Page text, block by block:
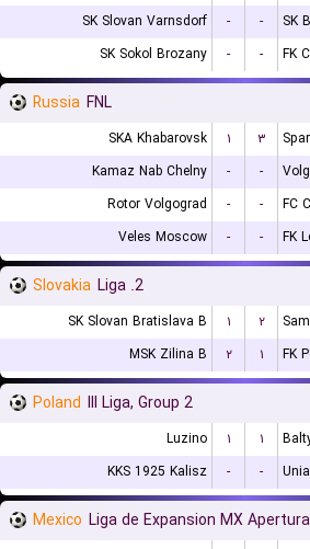
SK Slovan Varnsdorf
- -
SK
SK Sokol Brozany
- - FK
Russia FNL
SKA Khabarovsk ۱ ۳
Kamaz Nab Chelny
- -
Rotor Volgograd
- -
FC
Veles Moscow
- - FK
Slovakia 2. Liga
SK Slovan Bratislava B ۱ ۲
MSK Zilina B
۲ ۱ FK
Poland III Liga, Group 2
Luzino ۱ ۱
KKS 1925 Kalisz
- -
Mexico Liga de Expansion MX Apertura